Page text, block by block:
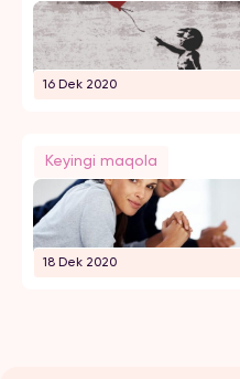
16 Dek 2020
Keyingi maqola
18 Dek 2020